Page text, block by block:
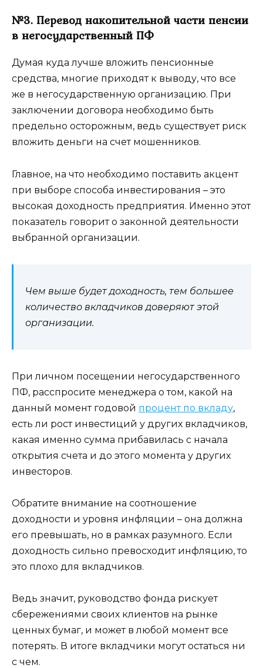
№3. Перевод накопительной части пенсии
в негосударственный ПФ
Думая куда лучше вложить пенсионные
средства, многие приходят к выводу, что все
же в негосударственную организацию. При
заключении договора необходимо быть
предельно осторожным, ведь существует риск
вложить деньги на счет мошенников.
Главное, на что необходимо поставить акцент
при выборе способа инвестирования – это
высокая доходность предприятия. Именно этот
показатель говорит о законной деятельности
выбранной организации.
Чем выше будет доходность, тем большее
количество вкладчиков доверяют этой
организации.
При личном посещении негосударственного
ПФ, расспросите менеджера о том, какой на
данный момент годовой процент по вкладу,
есть ли рост инвестиций у других вкладчиков,
какая именно сумма прибавилась с начала
открытия счета и до этого момента у других
инвесторов.
Обратите внимание на соотношение
доходности и уровня инфляции – она должна
его превышать, но в рамках разумного. Если
доходность сильно превосходит инфляцию, то
это плохо для вкладчиков.
Ведь значит, руководство фонда рискует
сбережениями своих клиентов на рынке
ценных бумаг, и может в любой момент все
потерять. В итоге вкладчики могут остаться ни
с чем.